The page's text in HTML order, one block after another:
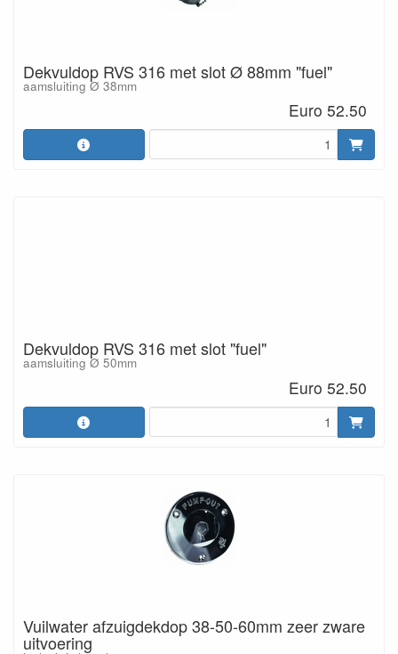
Dekvuldop RVS 316 met slot Ø 88mm "fuel"
aamsluiting Ø 38mm
Euro 52.50
Dekvuldop RVS 316 met slot "fuel"
aamsluiting Ø 50mm
Euro 52.50
Vuilwater afzuigdekdop 38-50-60mm zeer zware
uitvoering